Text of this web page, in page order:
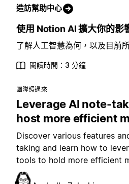
造訪幫助中心
使用 Notion AI 擴大你的影
了解人工智慧為何，以及目前
閱讀時間：3 分鐘
團隊照過來
Leverage AI note-
host more efficient
Discover various features
taking and learn how to
tools to hold more efficient